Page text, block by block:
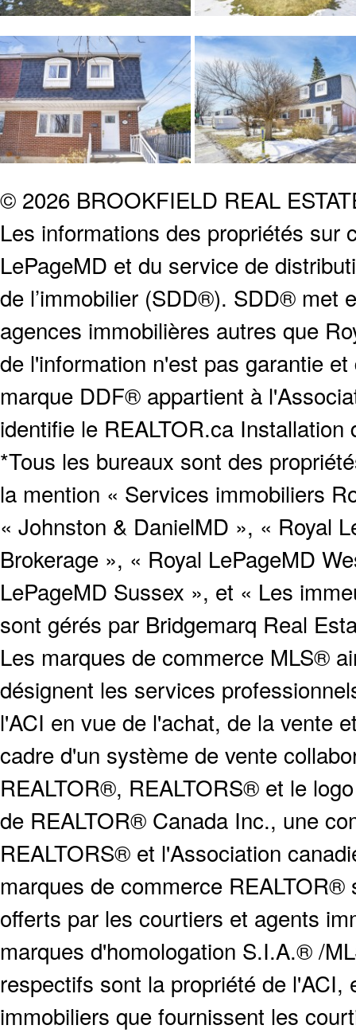
© 2026 BROOKFIELD REAL
Les informations des propriétés sur
LePageMD et du service de
de l’immobilier (SDD®). SDD® met
agences immobilières autres que
de l'information n'est pas garantie
marque DDF® appartient à
identifie le REALTOR.ca
*Tous les bureaux sont des
la mention « Services immobiliers
« Johnston & DanielMD », « Royal
Brokerage », « Royal LePageMD
LePageMD Sussex », et « Les
sont gérés par Bridgemarq Real
Les marques de commerce MLS®
désignent les services
l'ACI en vue de l'achat, de la vente
cadre d'un système de vente
REALTOR®, REALTORS® et le
de REALTOR® Canada Inc., une
REALTORS® et l'Association
marques de commerce
offerts par les courtiers et agents
marques d'homologation S.I.A.® /
respectifs sont la propriété de
immobiliers que fournissent les